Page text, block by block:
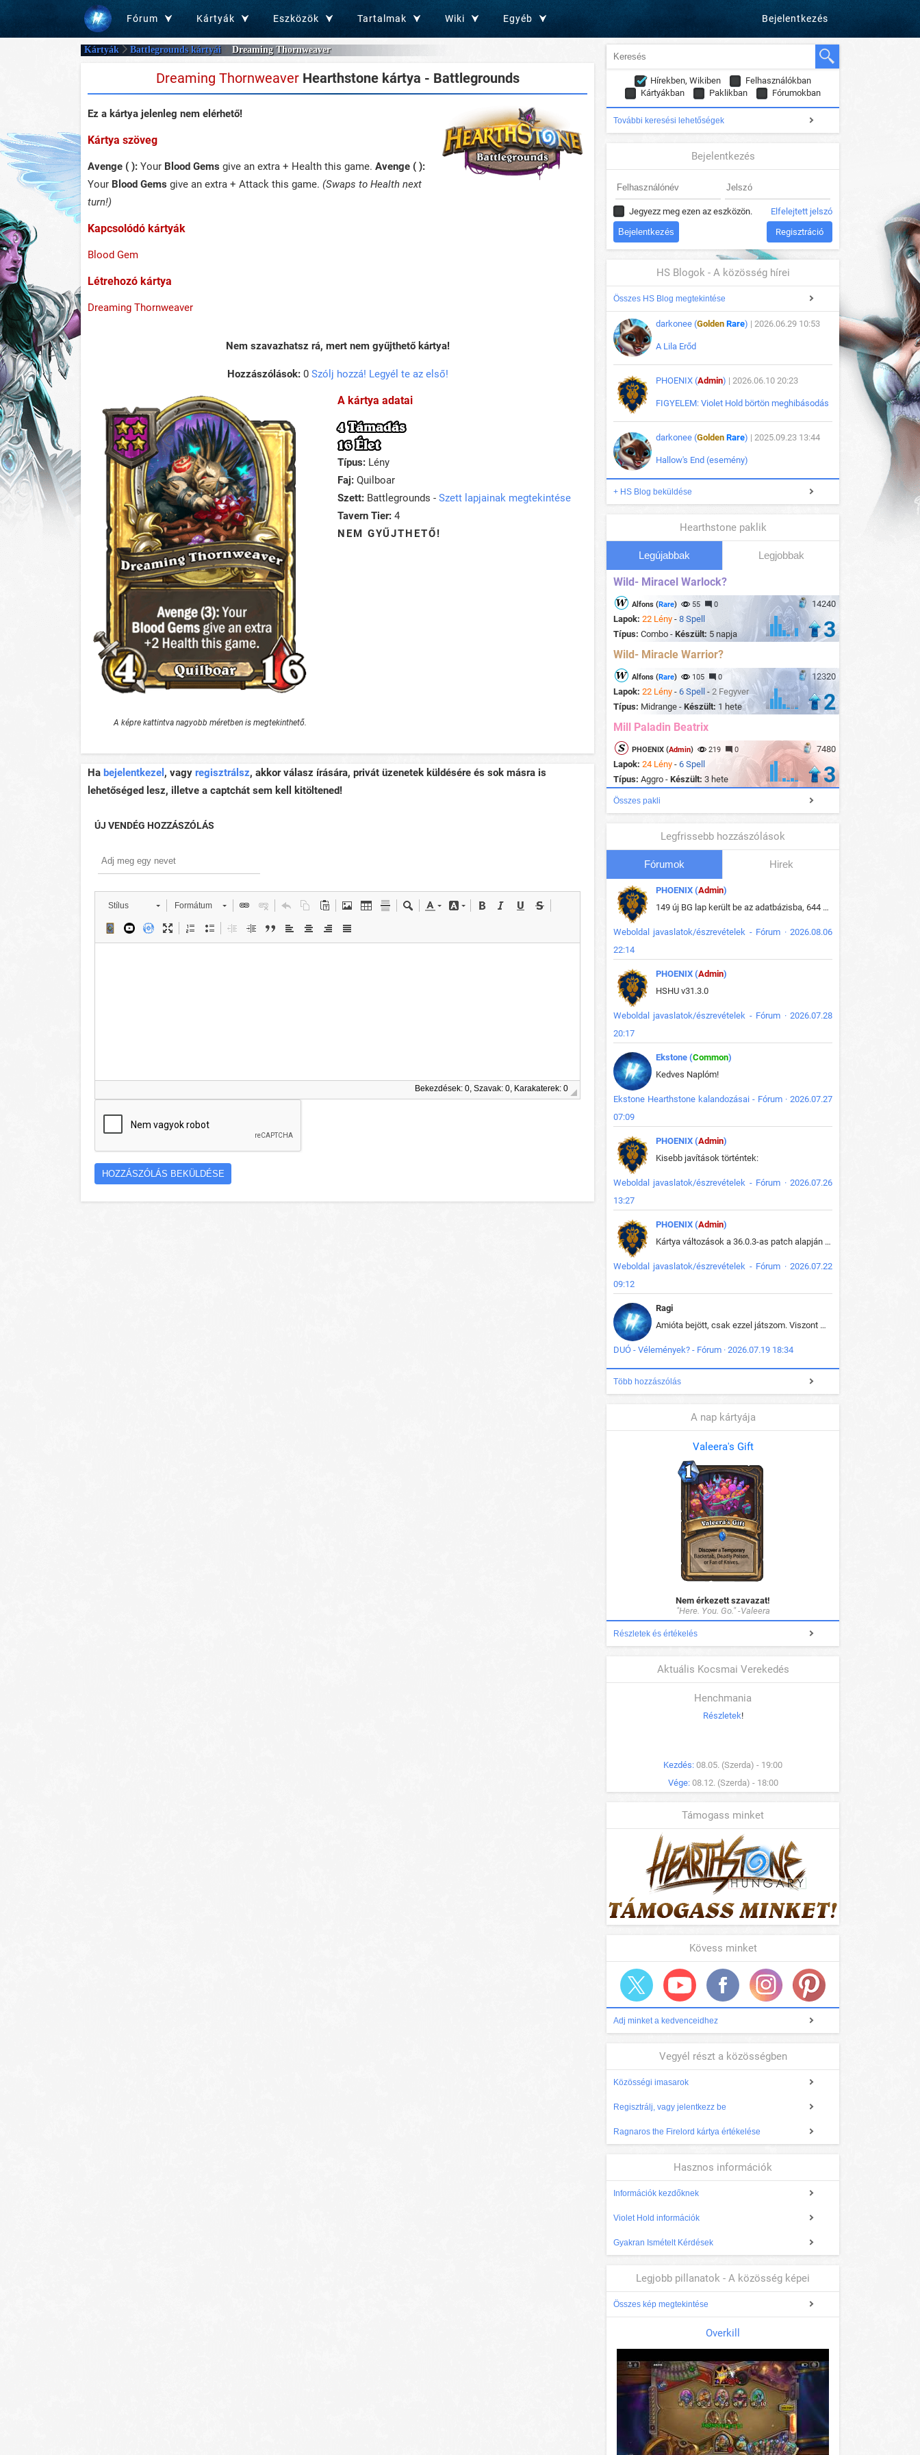
Fórum Kártyák Eszközök Tartalmak Wiki Egyéb Bejelentkezés
Kártyák Battlegrounds kártyái Dreaming Thornweaver
Dreaming ThornweaverHearthstone kártya - Battlegrounds
Ez a kártya jelenleg nem elérhető!
Kártya szöveg
Avenge ( ): Your Blood Gems give an extra + Health this game. Avenge ( ):
Your Blood Gems give an extra + Attack this game. (Swaps to Health next
turn!)
Kapcsolódó kártyák
Blood Gem
Létrehozó kártya
Dreaming Thornweaver
Nem szavazhatsz rá, mert nem gyűjthető kártya!
Hozzászólások:0 Szólj hozzá! Legyél te az első!
A képre kattintva nagyobb méretben is megtekinthető.
A kártya adatai
4 Támadás
16 Élet
Típus: Lény
Faj: Quilboar
Szett: Battlegrounds - Szett lapjainak megtekintése
Tavern Tier: 4
NEM GYŰJTHETŐ!
Ha bejelentkezel , vagy regisztrálsz, akkor válasz írására, privát üzenetek küldésére és sok másra is
lehetőséged lesz, illetve a captchát sem kell kitöltened!
ÚJ VENDÉG HOZZÁSZÓLÁS
Stílus Formátum
Bekezdések: 0, Szavak: 0, Karakaterek: 0
Hírekben, Wikiben
Felhasználókban
Kártyákban
Paklikban Fórumokban
További keresési lehetőségek
Bejelentkezés
Jegyezz meg ezen az eszközön. Elfelejtett jelszó
Regisztráció
HS Blogok - A közösség hírei
Összes HS Blog megtekintése
darkonee (Golden Rare) | 2026.06.29 10:53
A Lila Erőd
PHOENIX (Admin) | 2026.06.10 20:23
FIGYELEM: Violet Hold börtön meghibásodás
darkonee (Golden Rare) | 2025.09.23 13:44
Hallow's End (esemény)
+ HS Blog beküldése
Hearthstone paklik
Legújabbak Legjobbak
Wild- Miracel Warlock?
14240
Alfons (Rare) 55 0
Lapok: 22 Lény - 8 Spell
Típus: Combo - Készült: 5 napja 3
Wild- Miracle Warrior?
12320
Alfons (Rare) 105 0
Lapok: 22 Lény - 6 Spell - 2 Fegyver
Típus: Midrange - Készült: 1 hete 2
Mill Paladin Beatrix
7480
PHOENIX (Admin) 219 0
Lapok: 24 Lény - 6 Spell
Típus: Aggro - Készült: 3 hete 3
Összes pakli
Legfrissebb hozzászólások
Fórumok Hirek
PHOENIX (Admin)
149 új BG lap került be az adatbázisba, 644 db meglévő BG lap módosult, bekerültek az új képek a megváltozott lapokhoz is.
Weboldal javaslatok/észrevételek - Fórum · 2026.08.06
22:14
PHOENIX (Admin)
HSHU v31.3.0
Weboldal javaslatok/észrevételek - Fórum · 2026.07.28
20:17
Ekstone (Common)
Kedves Naplóm!
Ekstone Hearthstone kalandozásai - Fórum · 2026.07.27
07:09
PHOENIX (Admin)
Kisebb javítások történtek:
Weboldal javaslatok/észrevételek - Fórum · 2026.07.26
13:27
PHOENIX (Admin)
Kártya változások a 36.0.3-as patch alapján frissítve az adatbázisban (képek is cserélve).
Weboldal javaslatok/észrevételek - Fórum · 2026.07.22
09:12
Ragi
Amióta bejött, csak ezzel játszom. Viszont mint minden más - akár az alapjáték is, ez is baromira összetett lett. Néha már pár kör után is esélytelen az egész. Vagy irreállisan túltápol valaki, vagy lelép a partner, vagy csak hülye mint a segg. És amikor eljönne az én időm, na akkor jön el mindenki másé is. Engem jobban érdekelne, hogy ki milyen ratingen szokott játszani. Na ez lenne egy érdekes adat.
DUÓ - Vélemények? - Fórum · 2026.07.19 18:34
Több hozzászólás
A nap kártyája
Valeera's Gift
Nem érkezett szavazat!
"Here. You. Go." -Valeera
Részletek és értékelés
Aktuális Kocsmai Verekedés
Henchmania
Részletek!
Kezdés: 08.05. (Szerda) - 19:00
Vége: 08.12. (Szerda) - 18:00
Támogass minket
Kövess minket
Adj minket a kedvenceidhez
Vegyél részt a közösségben
Közösségi imasarok
Regisztrálj, vagy jelentkezz be
Ragnaros the Firelord kártya értékelése
Hasznos információk
Információk kezdőknek
Violet Hold információk
Gyakran Ismételt Kérdések
Legjobb pillanatok - A közösség képei
Összes kép megtekintése
Overkill